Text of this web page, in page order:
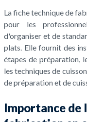
La fiche technique de
pour les
d'organiser et de
plats. Elle fournit des
étapes de préparation,
les techniques de
de préparation et de
Importance de